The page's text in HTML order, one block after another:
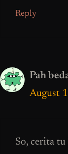
Reply
Pah
August
So, cerita